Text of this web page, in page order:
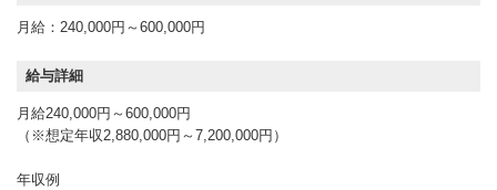
月給：240,000円～600,000円
給与詳細
月給240,000円～600,000円
（※想定年収2,880,000円～7,200,000円）
年収例